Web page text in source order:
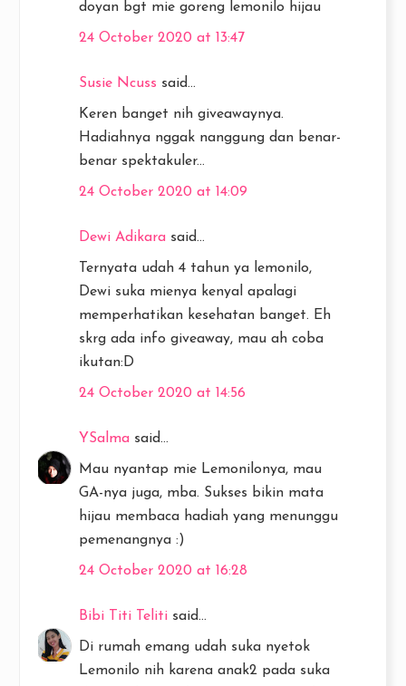
doyan bgt mie goreng lemonilo hijau
24 October 2020 at 13:47
Susie Ncuss said...
Keren banget nih giveawaynya.
Hadiahnya nggak nanggung dan benar-
benar spektakuler...
24 October 2020 at 14:09
Dewi Adikara said...
Ternyata udah 4 tahun ya lemonilo,
Dewi suka mienya kenyal apalagi
memperhatikan kesehatan banget. Eh
skrg ada info giveaway, mau ah coba
ikutan:D
24 October 2020 at 14:56
YSalma said...
Mau nyantap mie Lemonilonya, mau
GA-nya juga, mba. Sukses bikin mata
hijau membaca hadiah yang menunggu
pemenangnya :)
24 October 2020 at 16:28
Bibi Titi Teliti said...
Di rumah emang udah suka nyetok
Lemonilo nih karena anak2 pada suka